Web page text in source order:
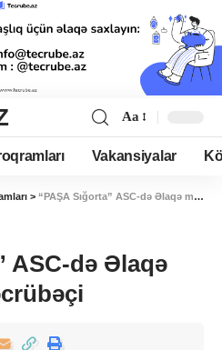
Aa
Vakansiyalar
> “PAŞA Sığorta” ASC-də Əlaqə mərkəzi üzrə təcrübəçi
ASC-də Əlaqə